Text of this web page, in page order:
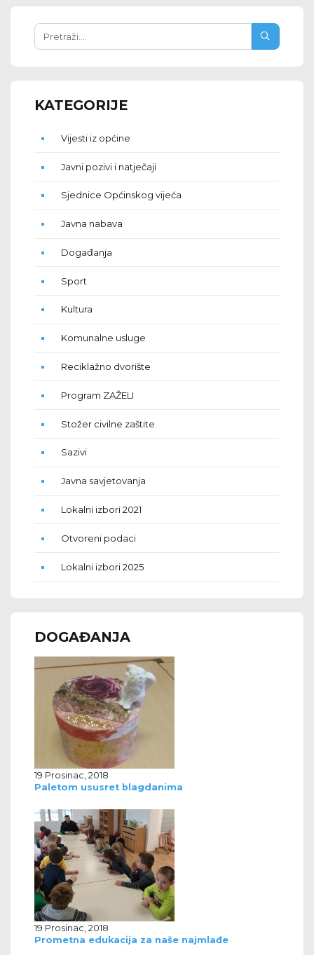
KATEGORIJE
Vijesti iz općine
Javni pozivi i natječaji
Sjednice Općinskog vijeća
Javna nabava
Događanja
Sport
Kultura
Komunalne usluge
Reciklažno dvorište
Program ZAŽELI
Stožer civilne zaštite
Sazivi
Javna savjetovanja
Lokalni izbori 2021
Otvoreni podaci
Lokalni izbori 2025
DOGAĐANJA
19 Prosinac, 2018
Paletom ususret blagdanima
19 Prosinac, 2018
Prometna edukacija za naše najmlađe